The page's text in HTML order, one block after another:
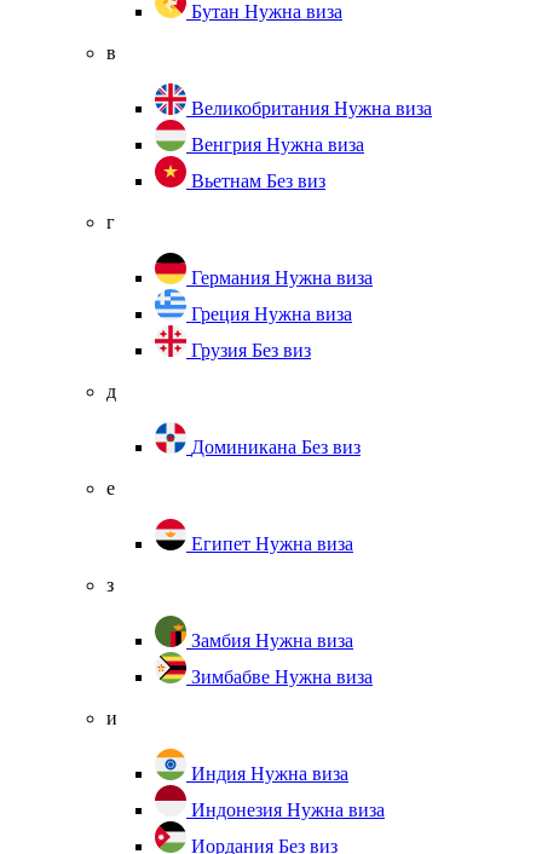
Бутан Нужна виза
в
Великобритания Нужна виза
Венгрия Нужна виза
Вьетнам Без виз
г
Германия Нужна виза
Греция Нужна виза
Грузия Без виз
д
Доминикана Без виз
е
Египет Нужна виза
з
Замбия Нужна виза
Зимбабве Нужна виза
и
Индия Нужна виза
Индонезия Нужна виза
Иордания Без виз